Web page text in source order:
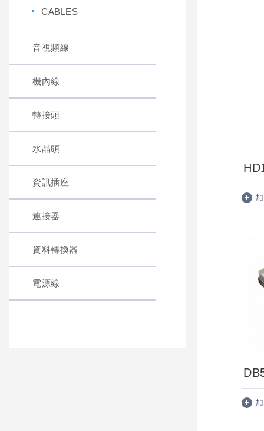
CABLES
音視頻線
機內線
轉接頭
水晶頭
資訊插座
連接器
資料轉換器
電源線